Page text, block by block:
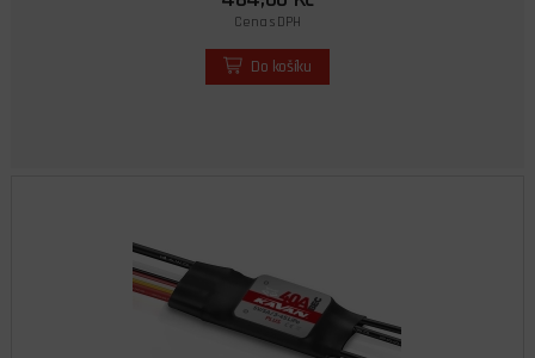
Cena s DPH
Do košíku